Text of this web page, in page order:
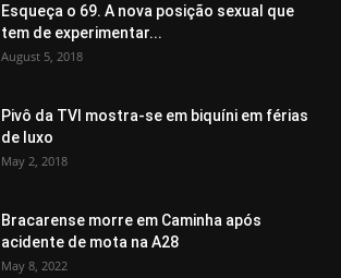
Esqueça o 69. A nova posição sexual que
tem de experimentar...
August 5, 2018
Pivô da TVI mostra-se em biquíni em férias
de luxo
May 2, 2018
Bracarense morre em Caminha após
acidente de mota na A28
May 8, 2022